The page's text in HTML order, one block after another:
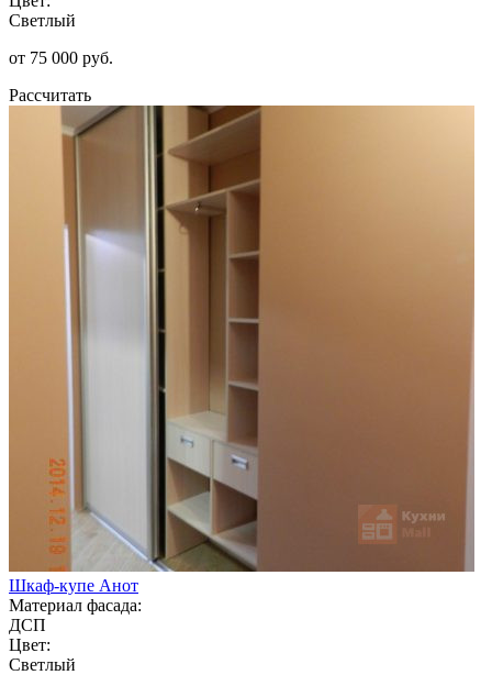
Светлый
от 75 000 руб.
Рассчитать
Шкаф-купе Анот
Материал фасада:
ДСП
Цвет:
Светлый